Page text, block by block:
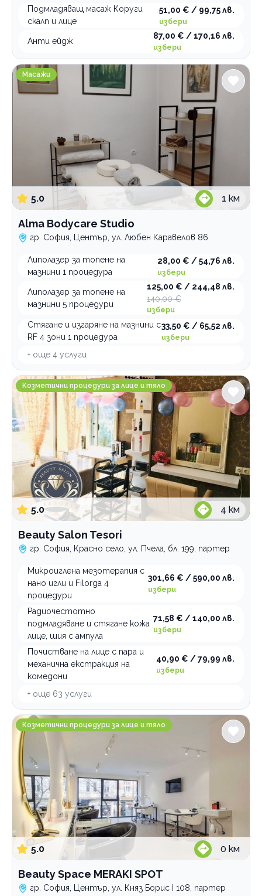
Подмладяващ масаж Коруги
скалп и лице
51,00 € / 99,75 лв.
избери
Анти ейдж
87,00 € / 170,16 лв.
избери
Alma Bodycare Studio
Масажи
5.0 1 км
Alma Bodycare Studio
гр. София, Център, ул. Любен Каравелов 86
Липолазер за топене на
мазнини 1 процедура
28,00 € / 54,76 лв.
избери
Липолазер за топене на
мазнини 5 процедури
125,00 € / 244,48 лв.
140,00 €
избери
Стягане и изгаряне на мазнини с
RF 4 зони 1 процедура
33,50 € / 65,52 лв.
избери
+ още 4 услуги
Beauty Salon Tesori
Козметични процедури за лице и тяло
5.0 4 км
Beauty Salon Tesori
гр. София, Красно село, ул. Пчела, бл. 199, партер
Микроиглена мезотерапия с
нано игли и Filorga 4
процедури
301,66 € / 590,00 лв.
избери
Радиочестотно
подмладяване и стягане кожа
лице, шия с ампула
71,58 € / 140,00 лв.
избери
Почистване на лице с пара и
механична екстракция на
комедони
40,90 € / 79,99 лв.
избери
+ още 63 услуги
Beauty Space MERAKI SPOT
Козметични процедури за лице и тяло
5.0 0 км
Beauty Space MERAKI SPOT
гр. София, Център, ул. Княз Борис I 108, партер